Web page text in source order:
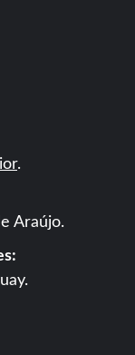
.
Araújo.